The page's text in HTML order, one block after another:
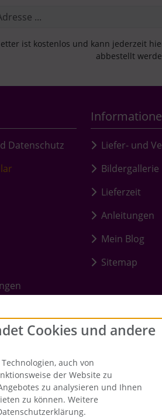
ist kostenlos und kann jederzeit
abbestellt
Datenschutz
Liefer- und
Bildergallerie
Lieferzeit
Anleitungen
Mein Blog
Sitemap
Preise entsprechen
Cookies und andere
auch von
der Website zu
zu analysieren und Ihnen
zu können. Weitere